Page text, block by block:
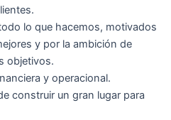
lo que hacemos, motivados
y por la ambición de
objetivos.
y operacional.
construir un gran lugar para